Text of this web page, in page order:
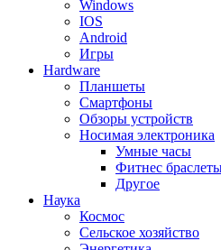
Windows
IOS
Android
Игры
Hardware
Планшеты
Смартфоны
Обзоры устройств
Носимая электроника
Умные часы
Фитнес
Другое
Наука
Космос
Сельское хозяйство